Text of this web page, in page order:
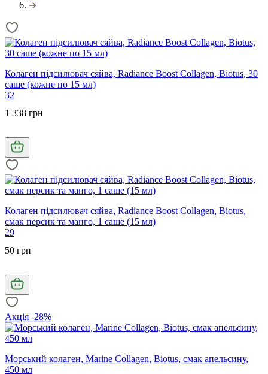
Колаген підсилювач сяйва, Radiance Boost Collagen, Biotus, 30
саше (кожне по 15 мл)
32
1 338 грн
Колаген підсилювач сяйва, Radiance Boost Collagen, Biotus,
смак персик та манго, 1 саше (15 мл)
29
50 грн
Акція -28%
Морський колаген, Marine Collagen, Biotus, смак апельсину,
450 мл